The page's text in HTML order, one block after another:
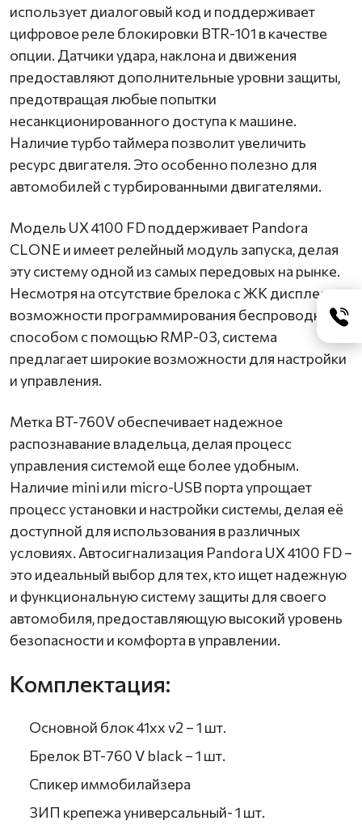
использует диалоговый код и поддерживает
цифровое реле блокировки BTR-101 в качестве
опции. Датчики удара, наклона и движения
предоставляют дополнительные уровни защиты,
предотвращая любые попытки
несанкционированного доступа к машине.
Наличие турбо таймера позволит увеличить
ресурс двигателя. Это особенно полезно для
автомобилей с турбированными двигателями.
Модель UX 4100 FD поддерживает Pandora
CLONE и имеет релейный модуль запуска, делая
эту систему одной из самых передовых на рынке.
Несмотря на отсутствие брелока с ЖК дисплеем и
возможности программирования беспроводным
способом с помощью RMP-03, система
предлагает широкие возможности для настройки
и управления.
Метка BT-760V обеспечивает надежное
распознавание владельца, делая процесс
управления системой еще более удобным.
Наличие mini или micro-USB порта упрощает
процесс установки и настройки системы, делая её
доступной для использования в различных
условиях. Автосигнализация Pandora UX 4100 FD –
это идеальный выбор для тех, кто ищет надежную
и функциональную систему защиты для своего
автомобиля, предоставляющую высокий уровень
безопасности и комфорта в управлении.
Комплектация:
Основной блок 41xx v2 – 1 шт.
Брелок BT-760 V black – 1 шт.
Спикер иммобилайзера
ЗИП крепежа универсальный- 1 шт.